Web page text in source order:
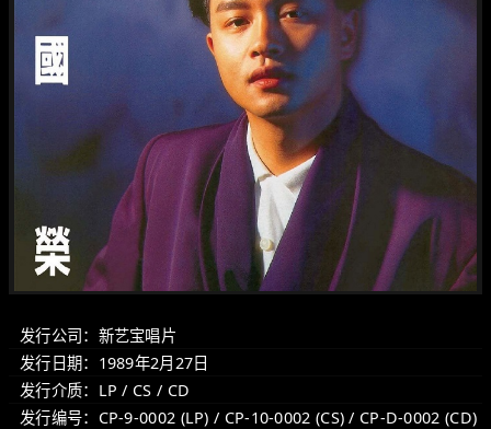
发行公司：新艺宝唱片
发行日期：1989年2月27日
发行介质：LP / CS / CD
发行编号：CP-9-0002 (LP) / CP-10-0002 (CS) / CP-D-0002 (CD)